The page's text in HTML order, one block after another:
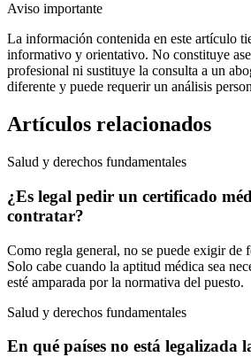
Aviso importante
La información contenida en este artículo
informativo y orientativo. No constituye
profesional ni sustituye la consulta a un
diferente y puede requerir un análisis
Artículos relacionados
Salud y derechos fundamentales
¿Es legal pedir un certificado
contratar?
Como regla general, no se puede exigir de
Solo cabe cuando la aptitud médica sea
esté amparada por la normativa del puesto.
Salud y derechos fundamentales
En qué países no está legalizada